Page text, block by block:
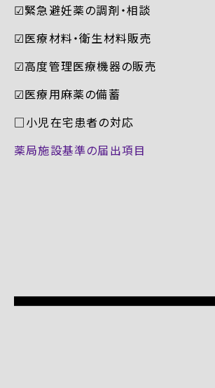
☑︎緊急避妊薬の調剤・相談
☑︎医療材料・衛生材料販売
☑︎高度管理医療機器の販売
☑︎医療用麻薬の備蓄
□小児在宅患者の対応
薬局施設基準の届出項目